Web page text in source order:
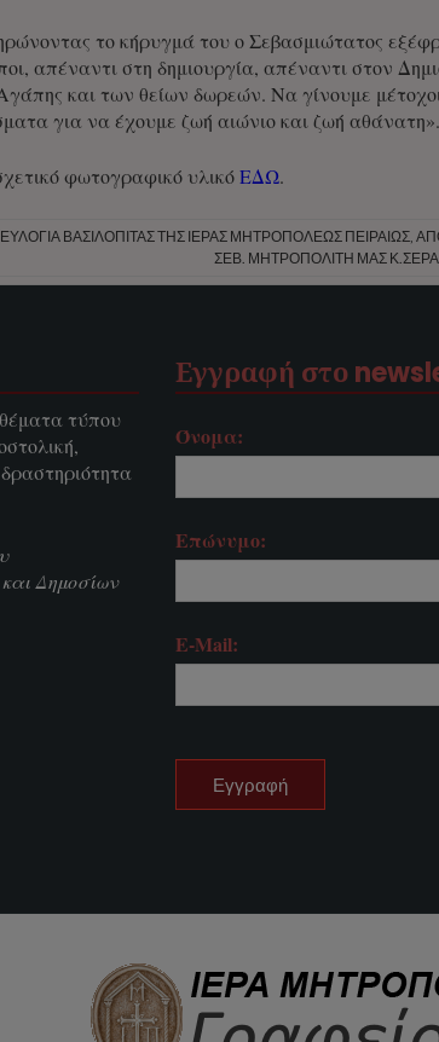
το κήρυγμά του ο Σεβασμιώτατος
απέναντι στη δημιουργία, απέναντι στον
και των θείων δωρεών. Να γίνουμε
για να έχουμε ζωή αιώνιο και ζωή αθάνατη».
φωτογραφικό υλικόΕΔΩ.
ΕΥΛΟΓΊΑ ΒΑΣΙΛΌΠΙΤΑΣ ΤΗΣ ΙΕΡΆΣ ΜΗΤΡΟΠΌΛΕΩΣ ΠΕΙΡΑΙΏΣ,
ΣΕΒ. ΜΗΤΡΟΠΟΛΊΤΗ ΜΑΣ
τύπου
Δημοσίων
Εγγραφή στο
Όνομα:
Επώνυμο:
E-Mail: